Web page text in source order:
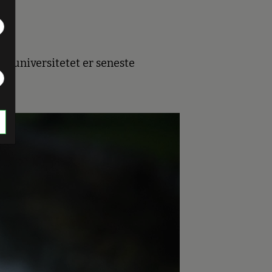
er seneste